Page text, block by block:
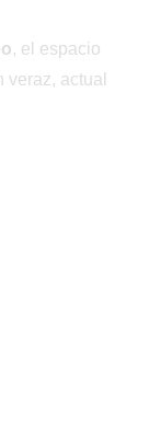
, el espacio
actual